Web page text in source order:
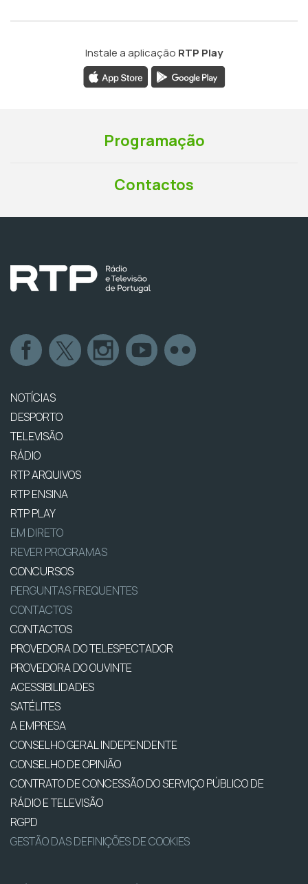
Instale a aplicação RTP Play
Programação
Contactos
NOTÍCIAS
DESPORTO
TELEVISÃO
RÁDIO
RTP ARQUIVOS
RTP ENSINA
RTP PLAY
EM DIRETO
REVER PROGRAMAS
CONCURSOS
PERGUNTAS FREQUENTES
CONTACTOS
CONTACTOS
PROVEDORA DO TELESPECTADOR
PROVEDORA DO OUVINTE
ACESSIBILIDADES
SATÉLITES
A EMPRESA
CONSELHO GERAL INDEPENDENTE
CONSELHO DE OPINIÃO
CONTRATO DE CONCESSÃO DO SERVIÇO PÚBLICO DE
RÁDIO E TELEVISÃO
RGPD
GESTÃO DAS DEFINIÇÕES DE COOKIES